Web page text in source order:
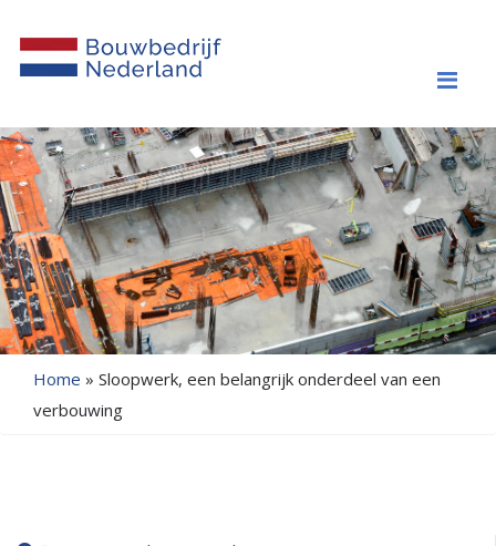
Home » Sloopwerk, een belangrijk onderdeel van een
verbouwing